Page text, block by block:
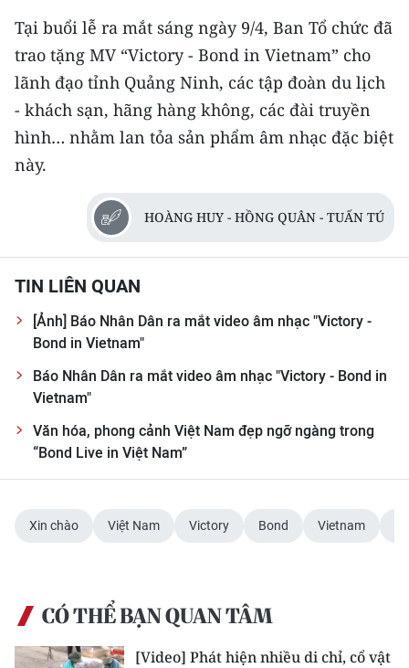
RADIO
MEDIA CENTER
E-Magazine
Video
Media Chính trị
Media Kinh tế
Media Văn hóa
Media Xã hội
Media Du lịch
Media Thế giới
Media Thể thao
Media Giáo dục
Media Khoa học - Công nghệ
Media Môi trường
Tại buổi lễ ra mắt sáng ngày 9/4, Ban Tổ chức đã
trao tặng MV “Victory - Bond in Vietnam” cho
lãnh đạo tỉnh Quảng Ninh, các tập đoàn du lịch
- khách sạn, hãng hàng không, các đài truyền
hình… nhằm lan tỏa sản phẩm âm nhạc đặc biệt
này.
HOÀNG HUY - HỒNG QUÂN - TUẤN TÚ
TIN LIÊN QUAN
[Ảnh] Báo Nhân Dân ra mắt video âm nhạc "Victory -
Bond in Vietnam"
Báo Nhân Dân ra mắt video âm nhạc "Victory - Bond in
Vietnam"
Văn hóa, phong cảnh Việt Nam đẹp ngỡ ngàng trong
“Bond Live in Việt Nam”
Xin chào Việt Nam Victory Bond Vietnam
CÓ THỂ BẠN QUAN TÂM
[Video] Phát hiện nhiều di chỉ, cổ vật